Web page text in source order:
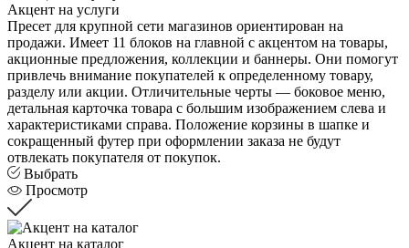
Акцент на услуги
Пресет для крупной сети магазинов ориентирован на
продажи. Имеет 11 блоков на главной с акцентом на товары,
акционные предложения, коллекции и баннеры. Они помогут
привлечь внимание покупателей к определенному товару,
разделу или акции. Отличительные черты — боковое меню,
детальная карточка товара с большим изображением слева и
характеристиками справа. Положение корзины в шапке и
сокращенный футер при оформлении заказа не будут
отвлекать покупателя от покупок.
Выбрать
Просмотр
Акцент на каталог